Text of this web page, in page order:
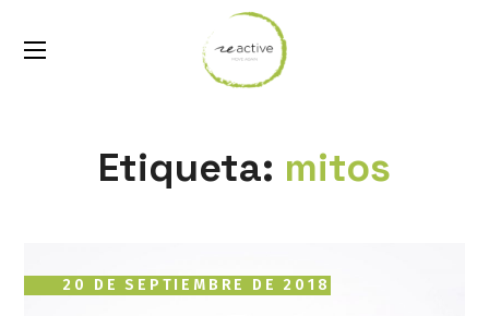
Etiqueta: mitos
20 DE SEPTIEMBRE DE 2018